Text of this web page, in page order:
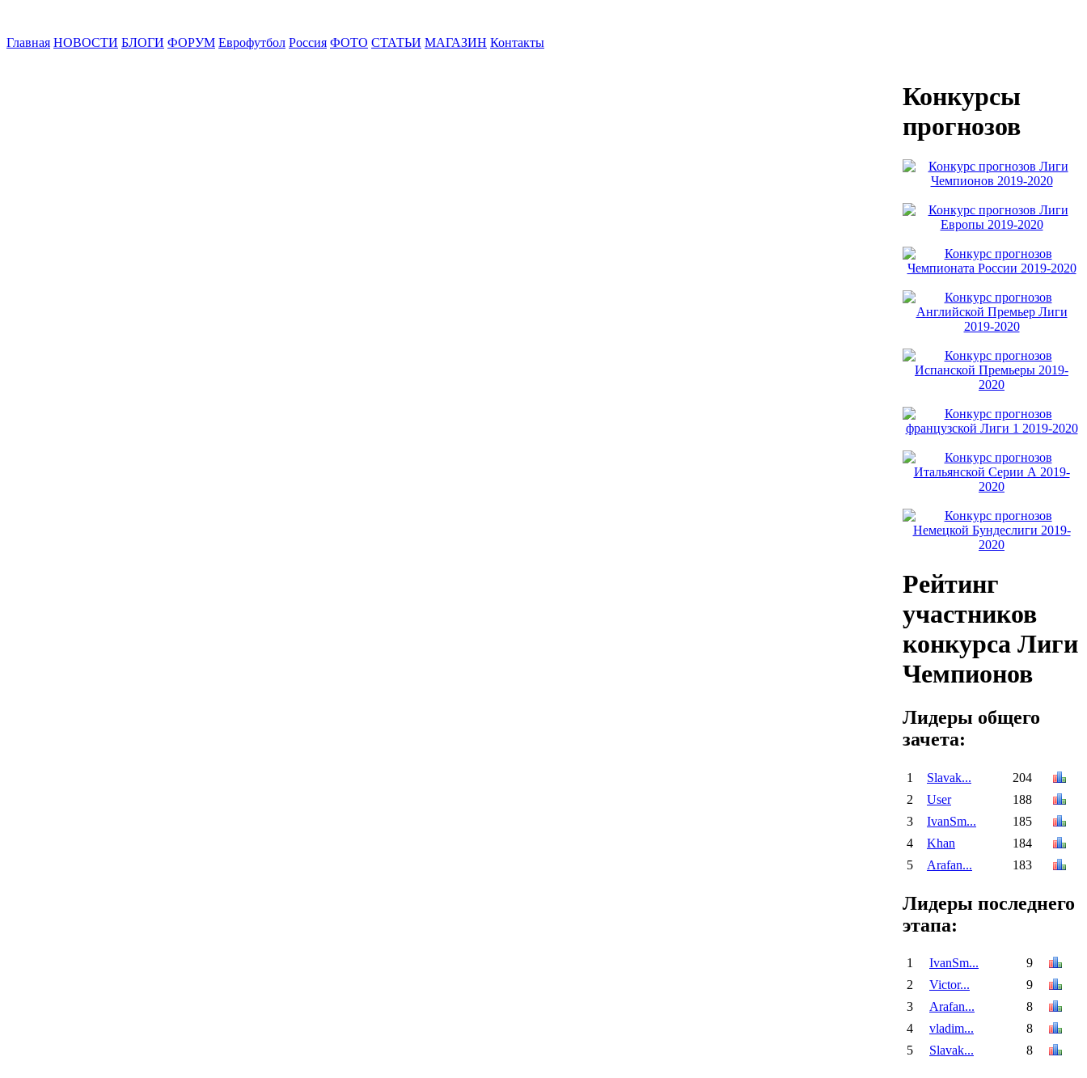
Главная НОВОСТИ БЛОГИ ФОРУМ Еврофутбол Россия ФОТО СТАТЬИ МАГАЗИН Контакты
Конкурсы
прогнозов
Рейтинг
участников
конкурса Лиги
Чемпионов
Лидеры общего
зачета:
1 Slavak...
204
2
User
188
3
IvanSm...
185
4
Khan
184
5
Arafan... 183
Лидеры последнего
этапа:
1 IvanSm...
9
2
Victor...
9
3
Arafan...
8
4
vladim...
8
5
Slavak... 8